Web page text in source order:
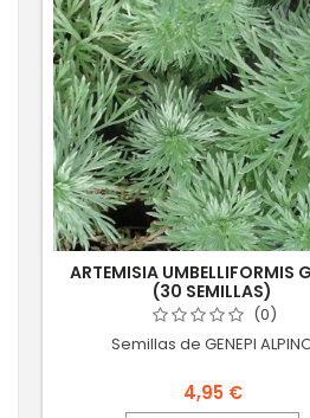
ARTEMISIA UMBELLIFORMIS
(30 SEMILLAS)
(0)
Semillas de GENEPI
4,95 €